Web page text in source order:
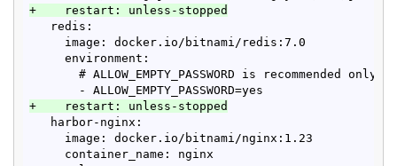
+    restart: unless-stopped
   redis:
     image: docker.io/bitnami/redis:7.0
     environment:
# ALLOW_EMPTY_PASSWORD is recommended only
+    restart: unless-stopped
   harbor-nginx:
     image: docker.io/bitnami/nginx:1.23
     container_name: nginx